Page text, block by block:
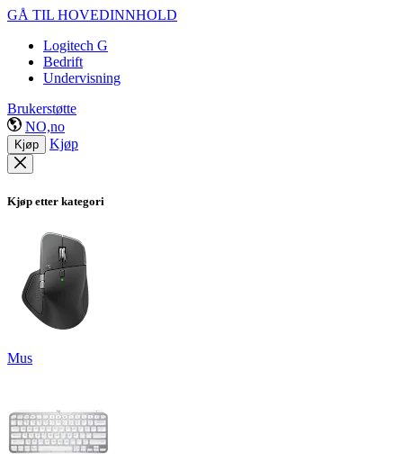
GÅ TIL HOVEDINNHOLD
Logitech G
Bedrift
Undervisning
Brukerstøtte
NO,no
Kjøp Kjøp
Kjøp etter kategori
Mus